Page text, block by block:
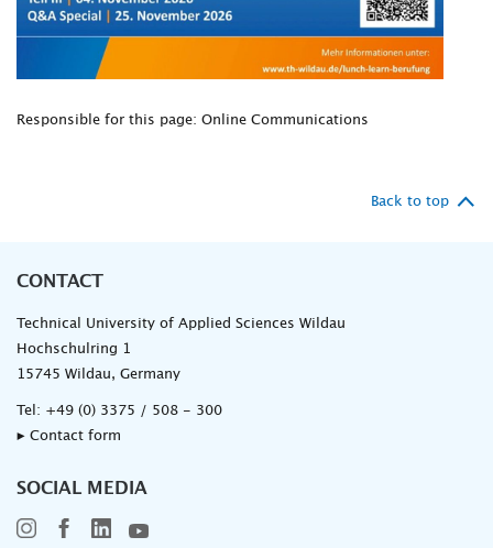
Responsible for this page: Online Communications
Back to top
CONTACT
Technical University of Applied Sciences Wildau
Hochschulring 1
15745 Wildau, Germany
Tel: +49 (0) 3375 / 508 - 300
▸ Contact form
SOCIAL MEDIA